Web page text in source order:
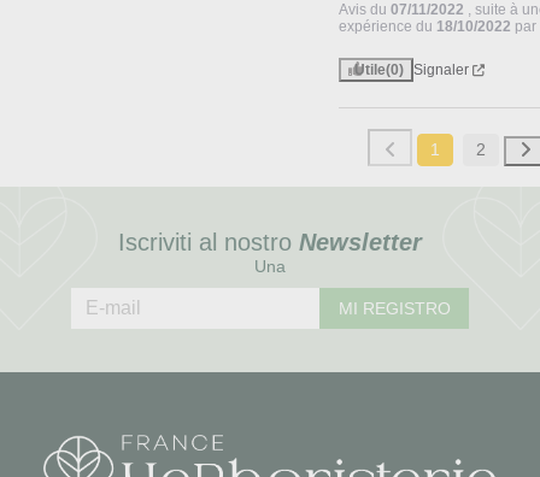
Avis du07/11/2022 , suite à
expérience du 18/10/2022 par
Utile(0) Signaler
1 2
Iscriviti al nostro Newsletter
Una
MI REGISTRO